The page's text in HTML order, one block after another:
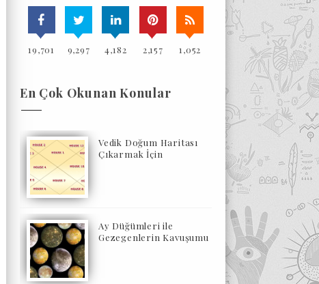
19,701 9,297 4,182 2,157 1,052
En Çok Okunan Konular
Vedik Doğum Haritası
Çıkarmak İçin
Ay Düğümleri ile
Gezegenlerin Kavuşumu